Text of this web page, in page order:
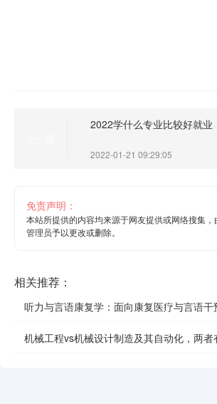
2022学什么专业比较好就业
2022-01-21 09:29:05
免责声明：
本站所提供的内容均来源于网友提供或网络搜集
管理员予以更改或删除。
相关推荐：
听力与言语康复学：面向康复医疗与言语
机械工程vs机械设计制造及其自动化，两者